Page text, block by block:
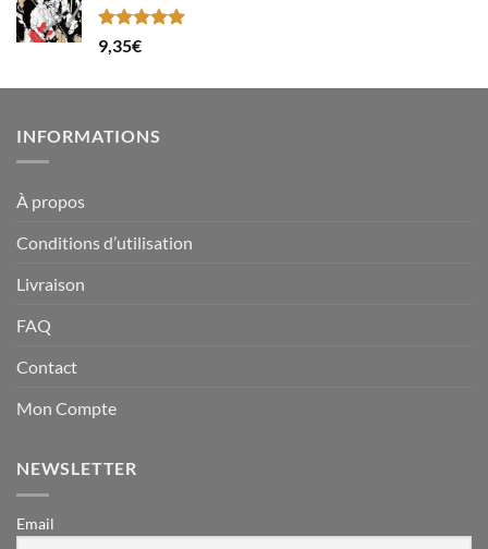
Note5.00
sur 5
9,35€
INFORMATIONS
À propos
Conditions d’utilisation
Livraison
FAQ
Contact
Mon Compte
NEWSLETTER
Email